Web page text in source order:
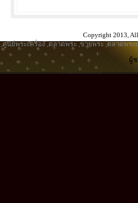
Copyright 2013,
,ศูนย์พระเครื่อง,ตลาดพระ ,ขายพระ ,ตลาดพระ
ผู้